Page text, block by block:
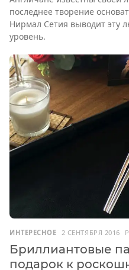
последнее творение
Нирмал Сетия выводит эту
уровень.
ИНТЕРЕСНОЕ 2 СЕНТЯБРЯ 2016
Бриллиантовые
подарок к